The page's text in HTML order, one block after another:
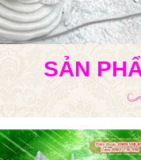
SẢN